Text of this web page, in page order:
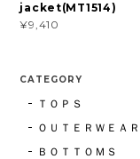
jacket(MT1514)
¥9,410
CATEGORY
ＴＯＰＳ
ＯＵＴＥＲＷＥＡＲ
ＢＯＴＴＯＭＳ